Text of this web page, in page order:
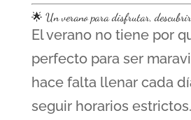
🌟 Un verano para disfrutar, descubrir
El verano no tiene por
perfecto para ser
hace falta llenar cada
seguir horarios